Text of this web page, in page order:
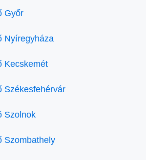
Győr
Nyíregyháza
Kecskemét
Székesfehérvár
Szolnok
Szombathely